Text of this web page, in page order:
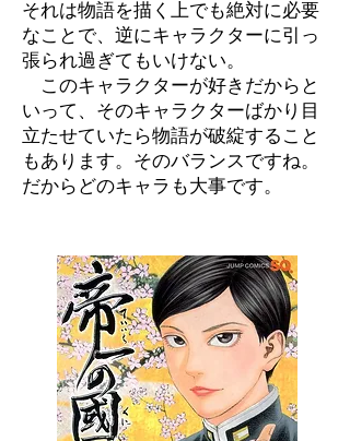
それは物語を描く上でも絶対に必要
なことで、逆にキャラクターに引っ
張られ過ぎてもいけない。
このキャラクターが好きだからと
いって、そのキャラクターばかり目
立たせていたら物語が破綻すること
もあります。そのバランスですね。
だからどのキャラも大事です。